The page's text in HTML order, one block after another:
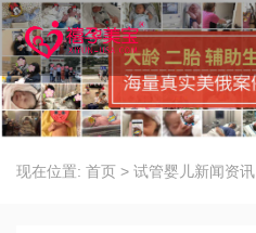
现在位置: 首页 > 试管婴儿新闻资讯